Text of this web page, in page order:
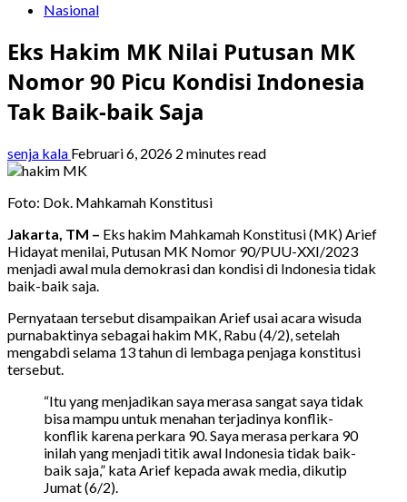
Nasional
Eks Hakim MK Nilai Putusan MK
Nomor 90 Picu Kondisi Indonesia
Tak Baik-baik Saja
senja kala Februari 6, 2026 2 minutes read
Foto: Dok. Mahkamah Konstitusi
Jakarta, TM – Eks hakim Mahkamah Konstitusi (MK) Arief
Hidayat menilai, Putusan MK Nomor 90/PUU-XXI/2023
menjadi awal mula demokrasi dan kondisi di Indonesia tidak
baik-baik saja.
Pernyataan tersebut disampaikan Arief usai acara wisuda
purnabaktinya sebagai hakim MK, Rabu (4/2), setelah
mengabdi selama 13 tahun di lembaga penjaga konstitusi
tersebut.
“Itu yang menjadikan saya merasa sangat saya tidak
bisa mampu untuk menahan terjadinya konflik-
konflik karena perkara 90. Saya merasa perkara 90
inilah yang menjadi titik awal Indonesia tidak baik-
baik saja,” kata Arief kepada awak media, dikutip
Jumat (6/2).